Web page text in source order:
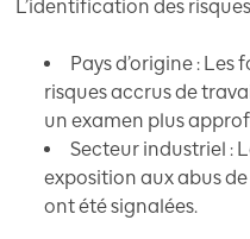
L’identification des
Pays d’origine :
risques accrus de
un examen plus
Secteur industriel :
exposition aux abus
ont été signalées.